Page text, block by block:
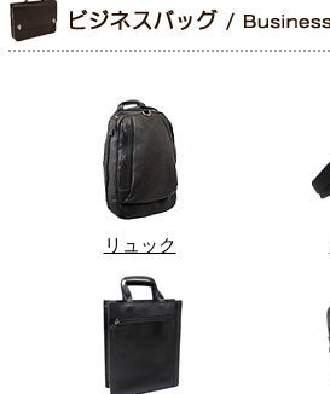
リュック